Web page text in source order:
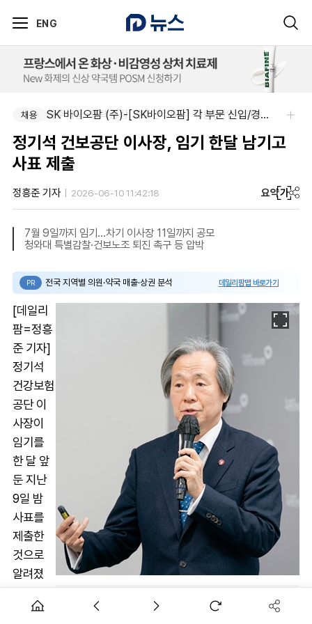
ENG
채용 아주약품-평택공장 제조관리약사 채용(신입우대)
채용 SK 바이오팜 (주)-[SK바이오팜] 각 부문 신입/경력 구성원 영입
정기석 건보공단 이사장, 임기 한달 남기고
사표 제출
정흥준 기자 2026-06-10 11:42:18 요약가
7월 9일까지 임기...차기 이사장 11일까지 공모
청와대 특별감찰·건보노조 퇴진 촉구 등 압박
PR 전국 지역별 의원·약국 매출·상권 분석 데일리팜맵 바로가기
[데일리
팜=정흥
준 기자]
정기석
건강보험
공단 이
사장이
임기를
한 달 앞
둔 지난
9일 밤
사표를
제출한
것으로
알려졌
다.